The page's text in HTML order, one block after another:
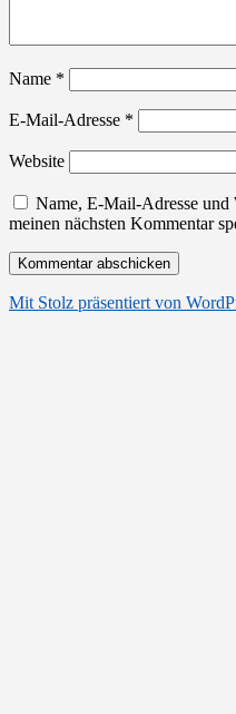
Name *
E-Mail-Adresse *
Website
Name, E-Mail-Adresse und
meinen nächsten Kommentar
Mit Stolz präsentiert von